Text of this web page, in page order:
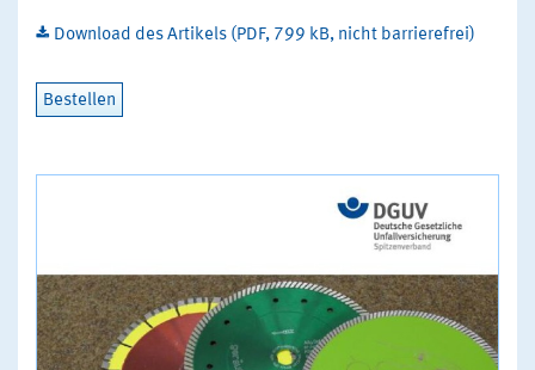
Download des Artikels (PDF, 799 kB, nicht barrierefrei)
Bestellen